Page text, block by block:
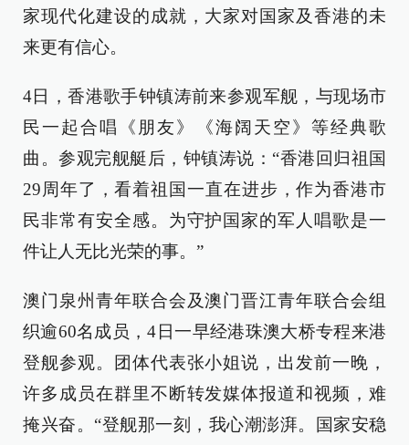
家现代化建设的成就，大家对国家及香港的未
来更有信心。
4日，香港歌手钟镇涛前来参观军舰，与现场市
民一起合唱《朋友》《海阔天空》等经典歌
曲。参观完舰艇后，钟镇涛说：“香港回归祖国
29周年了，看着祖国一直在进步，作为香港市
民非常有安全感。为守护国家的军人唱歌是一
件让人无比光荣的事。”
澳门泉州青年联合会及澳门晋江青年联合会组
织逾60名成员，4日一早经港珠澳大桥专程来港
登舰参观。团体代表张小姐说，出发前一晚，
许多成员在群里不断转发媒体报道和视频，难
掩兴奋。“登舰那一刻，我心潮澎湃。国家安稳